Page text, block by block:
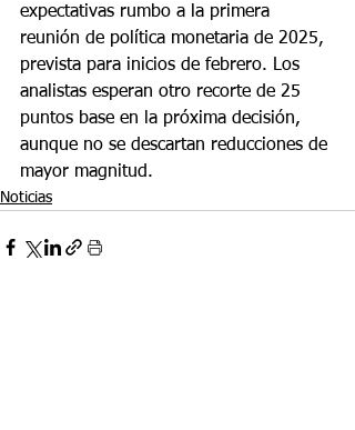
expectativas rumbo a la primera
reunión de política monetaria de 2025,
prevista para inicios de febrero. Los
analistas esperan otro recorte de 25
puntos base en la próxima decisión,
aunque no se descartan reducciones de
mayor magnitud.
Noticias